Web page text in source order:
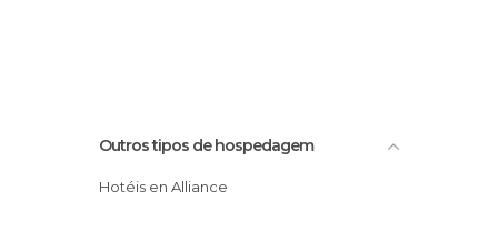
Outros tipos de hospedagem
Hotéis en Alliance